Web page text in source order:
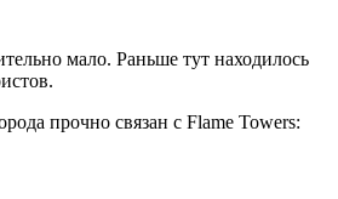
мало. Раньше тут находилось
прочно связан с Flame Towers: